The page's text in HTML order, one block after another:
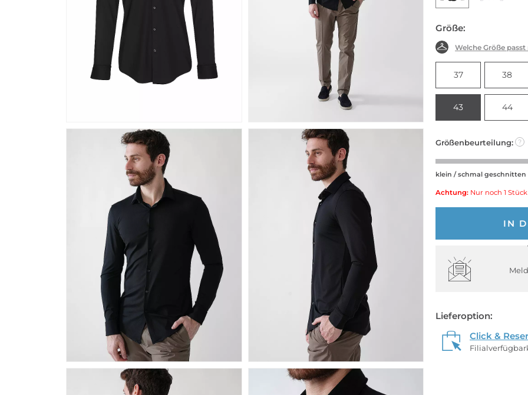
Größe:
Welche Größe passt
37 38
43 44
Größenbeurteilung: ?
klein / schmal geschnitten
Achtung: Nur noch 1
IN
Lieferoption:
Click &